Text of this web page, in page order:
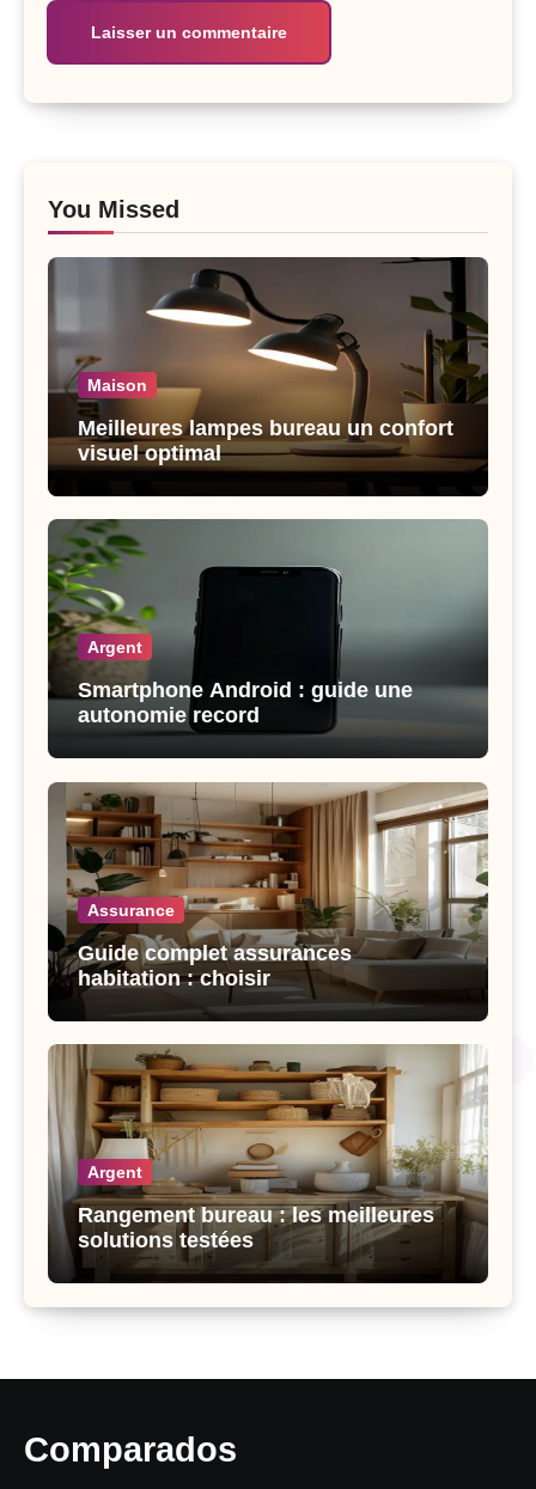
You Missed
Maison
Meilleures lampes bureau un confort
visuel optimal
Argent
Smartphone Android : guide une
autonomie record
Assurance
Guide complet assurances
habitation : choisir
Argent
Rangement bureau : les meilleures
solutions testées
Comparados